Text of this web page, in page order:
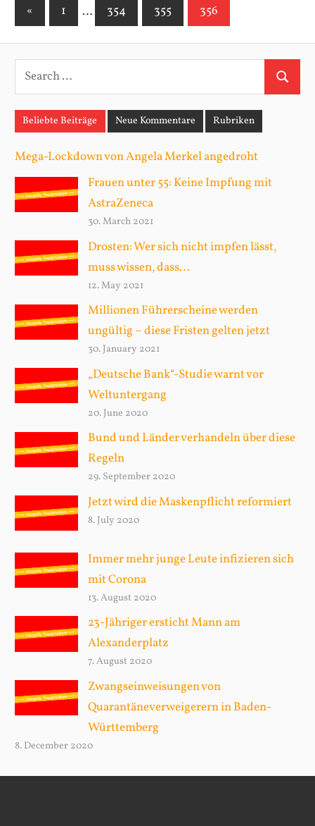
Posts
pagination
« Previous
Posts
1 … 354 355 356
e
a
r
c
f
o
:
Beliebte Beiträge Neue Kommentare Rubriken
Mega-Lockdown von Angela Merkel angedroht
Frauen unter 55: Keine Impfung mit
AstraZeneca
30. March 2021
Drosten: Wer sich nicht impfen lässt,
muss wissen, dass…
12. May 2021
Millionen Führerscheine werden
ungültig – diese Fristen gelten jetzt
30. January 2021
„Deutsche Bank“-Studie warnt vor
Weltuntergang
20. June 2020
Bund und Länder verhandeln über diese
Regeln
29. September 2020
Jetzt wird die Maskenpflicht reformiert
8. July 2020
Immer mehr junge Leute infizieren sich
mit Corona
13. August 2020
23-Jähriger ersticht Mann am
Alexanderplatz
7. August 2020
Zwangseinweisungen von
Quarantäneverweigerern in Baden-
Württemberg
8. December 2020